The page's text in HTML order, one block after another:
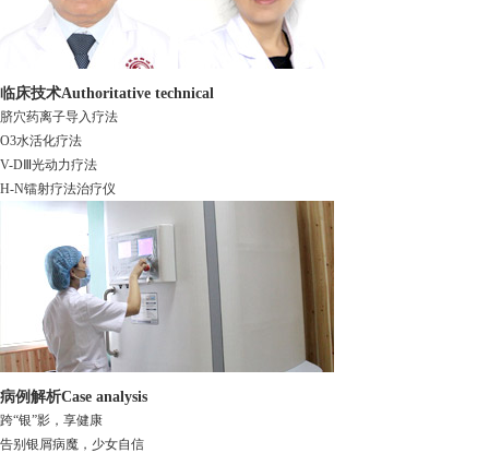
临床技术Authoritative technical
脐穴药离子导入疗法
O3水活化疗法
V-DⅢ光动力疗法
H-N镭射疗法治疗仪
病例解析Case analysis
跨“银”影，享健康
告别银屑病魔，少女自信